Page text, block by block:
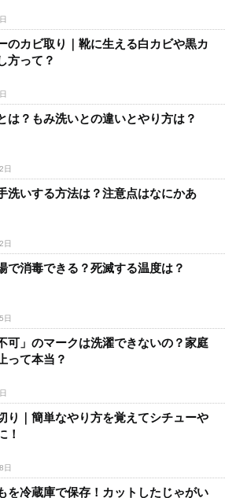
のカビ取り｜靴に生える白カビや黒カ
方って？
は？もみ洗いとの違いとやり方は？
日
洗いする方法は？注意点はなにかあ
日
で消毒できる？死滅する温度は？
日
可」のマークは洗濯できないの？家庭
って本当？
り｜簡単なやり方を覚えてシチューや
！
日
を冷蔵庫で保存！カットしたじゃがい